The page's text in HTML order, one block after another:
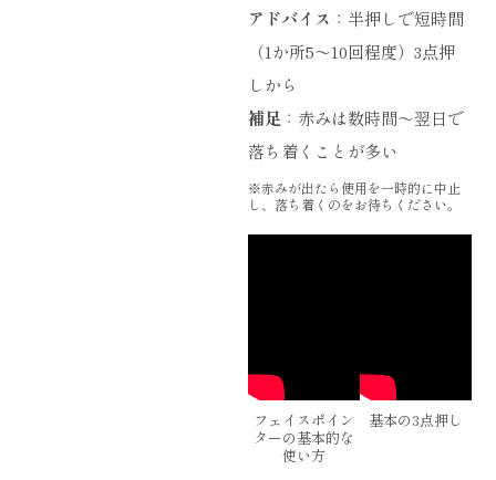
アドバイス ：半押しで短時間
（1か所5～10回程度）3点押
しから
補足 ：赤みは数時間〜翌日で
落ち着くことが多い
※赤みが出たら使用を一時的に中止
し、落ち着くのをお待ちください。
フェイスポイン
ターの基本的な
使い方
基本の3点押し